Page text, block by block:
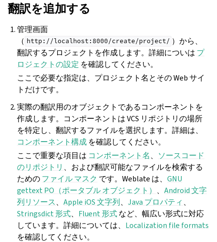
翻訳を追加する
管理画面
（ http://localhost:8000/create/project/ ）から、
翻訳するプロジェクトを作成します。詳細についは プ
ロジェクトの設定 を確認してください。
ここで必要な指定は、プロジェクト名とその Web サイ
トだけです。
実際の翻訳用のオブジェクトであるコンポーネントを
作成します。コンポーネントは VCS リポジトリの場所
を特定し、翻訳するファイルを選択します。詳細は、
コンポーネント構成 を確認してください。
ここで重要な項目は コンポーネント名、 ソースコード
のリポジトリ 、および翻訳可能なファイルを検索する
ためのファイル マスク です。Weblate は、GNU
gettext PO（ポータブル オブジェクト） 、Android 文字
列リソース、Apple iOS 文字列、Java プロパティ 、
Stringsdict 形式、 Fluent 形式など、幅広い形式に対応
しています。詳細については、 Localization file formats
を確認してください。